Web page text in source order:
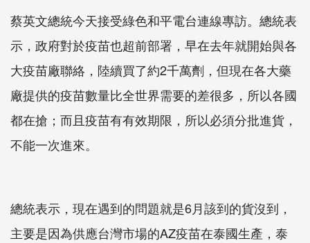
蔡英文總統今天接受綠色和平電台連線專訪。總統表
示，政府對於疫苗也超前部署，早在去年就開始與各
大疫苗廠聯絡，陸續買了約2千萬劑，但現在各大藥
廠提供的疫苗數量比全世界需要的差很多，所以各國
都在搶；而且疫苗有有效期限，所以必須分批進貨，
不能一次進來。
總統表示，現在遇到的問題就是6月該到的貨沒到，
主要是因為供應台灣市場的AZ疫苗在泰國生產，泰